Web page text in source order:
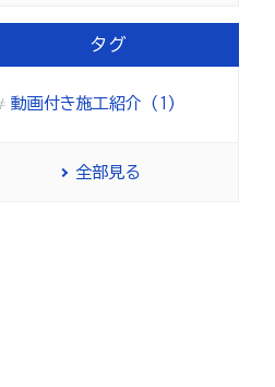
タグ
動画付き施工紹介 (1)
全部見る